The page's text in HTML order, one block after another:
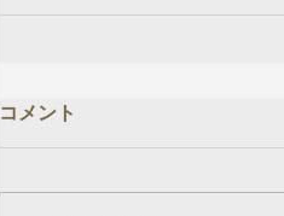
コメント